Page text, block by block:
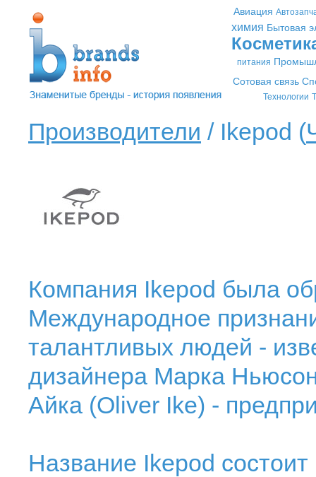
Авиация
химия Бытовая
питания
Сотовая связь
Технологии
Производители / Ikepod (
Компания Ikepod была
Международное
талантливых людей -
дизайнера Марка
Айка (Oliver Ike) -
Название Ikepod